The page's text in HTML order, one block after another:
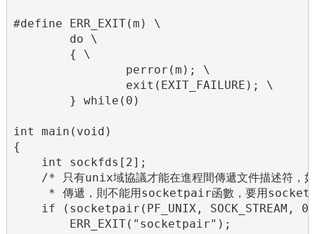
#define ERR_EXIT(m) \
        do \
        { \
                perror(m); \
                exit(EXIT_FAILURE); \
        } while(0)
int main(void)
{
    int sockfds[2];
/* 只有unix域協議才能在進程間傳遞文件描述符，
* 傳遞，則不能用socketpair函數，要用
if (socketpair(PF_UNIX, SOCK_STREAM,
        ERR_EXIT("socketpair");